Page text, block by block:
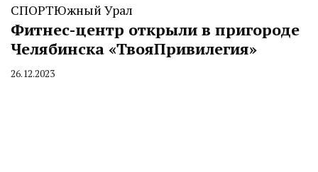
СПОРТЮжный Урал
Фитнес-центр открыли в пригороде
Челябинска «ТвояПривилегия»
By
26.12.2023